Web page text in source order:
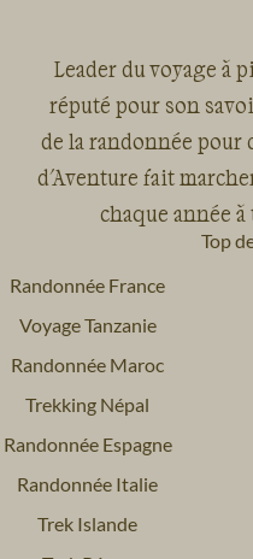
Leader du voyage à
réputé pour son
de la randonnée pour
d'Aventure fait
chaque année à
Top
Randonnée France
Voyage Tanzanie
Randonnée Maroc
Trekking Népal
Randonnée Espagne
Randonnée Italie
Trek Islande